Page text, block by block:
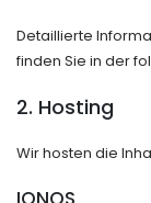
Detaillierte
finden Sie in der
2. Hosting
Wir hosten die